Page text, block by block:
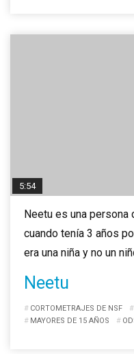
5:54
CORTOMETRAJES DE NSF
MAYORES DE 15 AÑOS
Neetu
Neetu es una persona
cuando tenía 3 años
era una niña y no un